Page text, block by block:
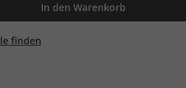
In den Warenkorb
finden